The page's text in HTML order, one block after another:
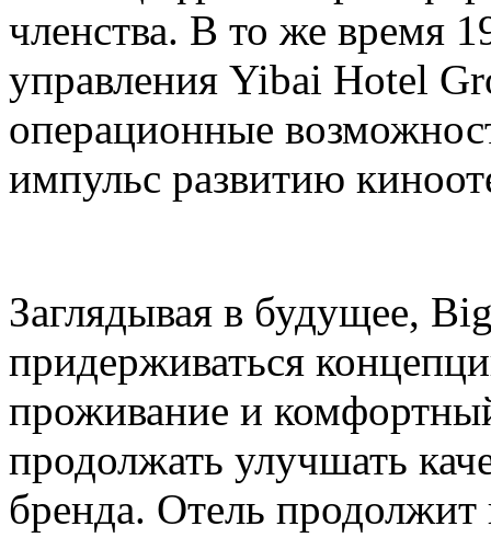
членства. В то же время
управления Yibai Hotel
операционные
импульс развитию
Заглядывая в будущее,
придерживаться
проживание и
продолжать улучшать
бренда. Отель